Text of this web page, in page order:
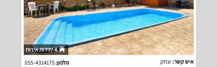
4 יחידות אירוח
איש קשר: יצחק טלפון:055-4314175